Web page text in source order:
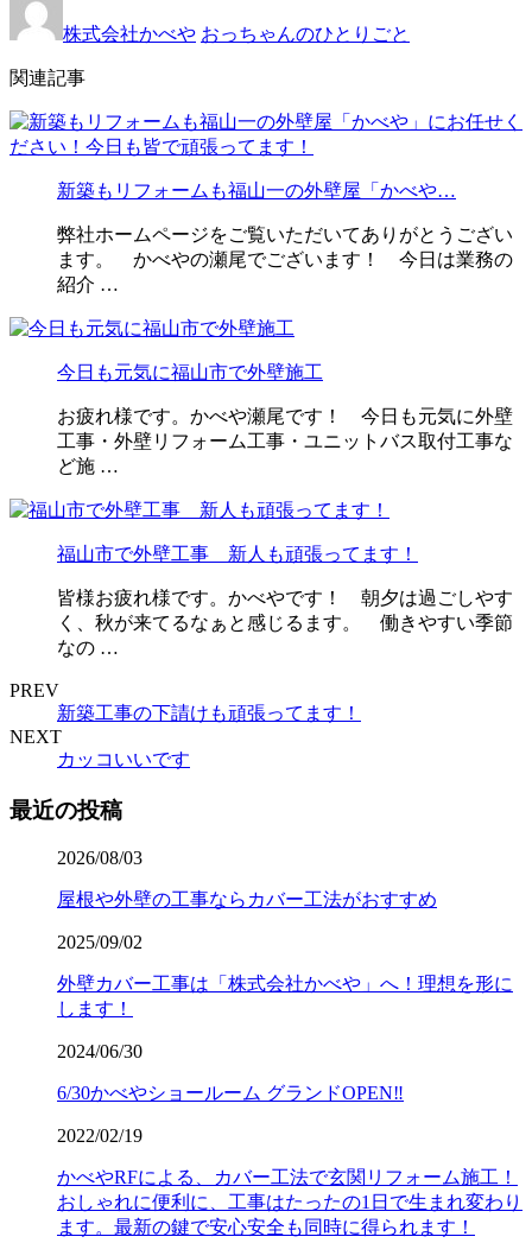
株式会社かべや おっちゃんのひとりごと
関連記事
新築もリフォームも福山一の外壁屋「かべや…
弊社ホームページをご覧いただいてありがとうござい
ます。 かべやの瀬尾でございます！ 今日は業務の
紹介 …
今日も元気に福山市で外壁施工
お疲れ様です。かべや瀬尾です！ 今日も元気に外壁
工事・外壁リフォーム工事・ユニットバス取付工事な
ど施 …
福山市で外壁工事 新人も頑張ってます！
皆様お疲れ様です。かべやです！ 朝夕は過ごしやす
く、秋が来てるなぁと感じるます。 働きやすい季節
なの …
PREV
新築工事の下請けも頑張ってます！
NEXT
カッコいいです
最近の投稿
2026/08/03
屋根や外壁の工事ならカバー工法がおすすめ
2025/09/02
外壁カバー工事は「株式会社かべや」へ！理想を形に
します！
2024/06/30
6/30かべやショールーム グランドOPEN‼️
2022/02/19
かべやRFによる、カバー工法で玄関リフォーム施工！
おしゃれに便利に、工事はたったの1日で生まれ変わり
ます。最新の鍵で安心安全も同時に得られます！